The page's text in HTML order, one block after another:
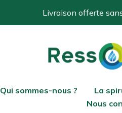
Livraison offerte
Qui sommes-nous ? La
Nous